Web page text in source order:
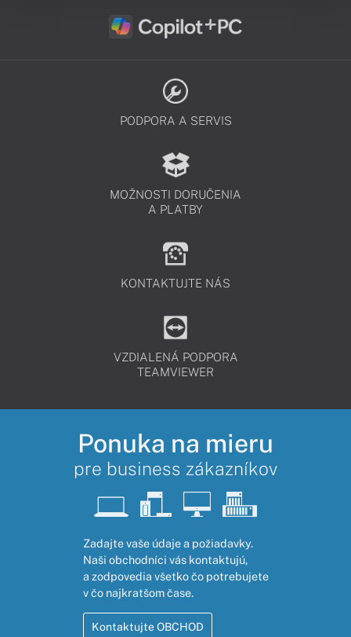
PODPORA A SERVIS
MOŽNOSTI DORUČENIA
A PLATBY
KONTAKTUJTE NÁS
VZDIALENÁ PODPORA
TEAMVIEWER
Ponuka na mieru
pre business zákazníkov
Zadajte vaše údaje a požiadavky.
Naši obchodníci vás kontaktujú,
a zodpovedia všetko čo potrebujete
v čo najkratšom čase.
Kontaktujte OBCHOD